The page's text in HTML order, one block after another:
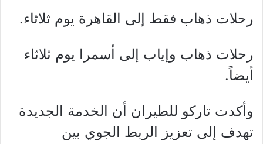
رحلات ذهاب فقط إلى القاهرة يوم ثلاثاء.
رحلات ذهاب وإياب إلى أسمرا يوم ثلاثاء
أيضاً.
وأكدت تاركو للطيران أن الخدمة الجديدة
تهدف إلى تعزيز الربط الجوي بين